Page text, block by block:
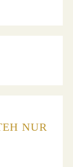
NUR